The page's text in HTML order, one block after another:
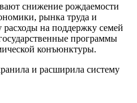
снижение рождаемости
рынка труда и
на поддержку семей
программы
конъюнктуры.
и расширила систему